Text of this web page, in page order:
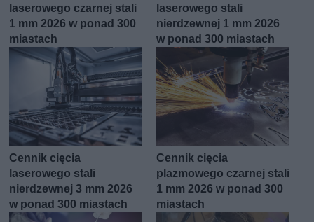
laserowego czarnej stali
1 mm 2026 w ponad 300
miastach
laserowego stali
nierdzewnej 1 mm 2026
w ponad 300 miastach
Cennik cięcia
laserowego stali
nierdzewnej 3 mm 2026
w ponad 300 miastach
Cennik cięcia
plazmowego czarnej stali
1 mm 2026 w ponad 300
miastach